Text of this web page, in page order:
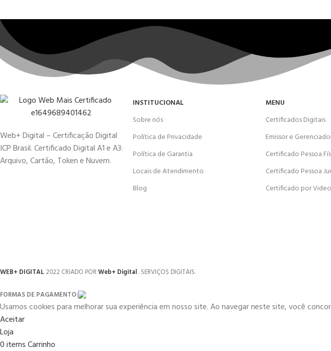
Web+ Digital – Certificação Digital
ICP Brasil. Certificado Digital A1 e A3:
Arquivo, Cartão, Token e Nuvem.
INSTITUCIONAL
Sobre nós
Política de Privacidade
Política de Garantia
Locais de Atendimento
Blog
MENU
Certificados Digitais
Emissor e
Certificado Pessoa
Certificado Pessoa
Certificado por
WEB+ DIGITAL 2022 CRIADO PORWeb+ Digital. SERVIÇOS DIGITAIS.
FORMAS DE PAGAMENTO:
Usamos cookies para melhorar sua experiência em nosso site. Ao navegar neste site, você
Aceitar
Loja
0itemsCarrinho